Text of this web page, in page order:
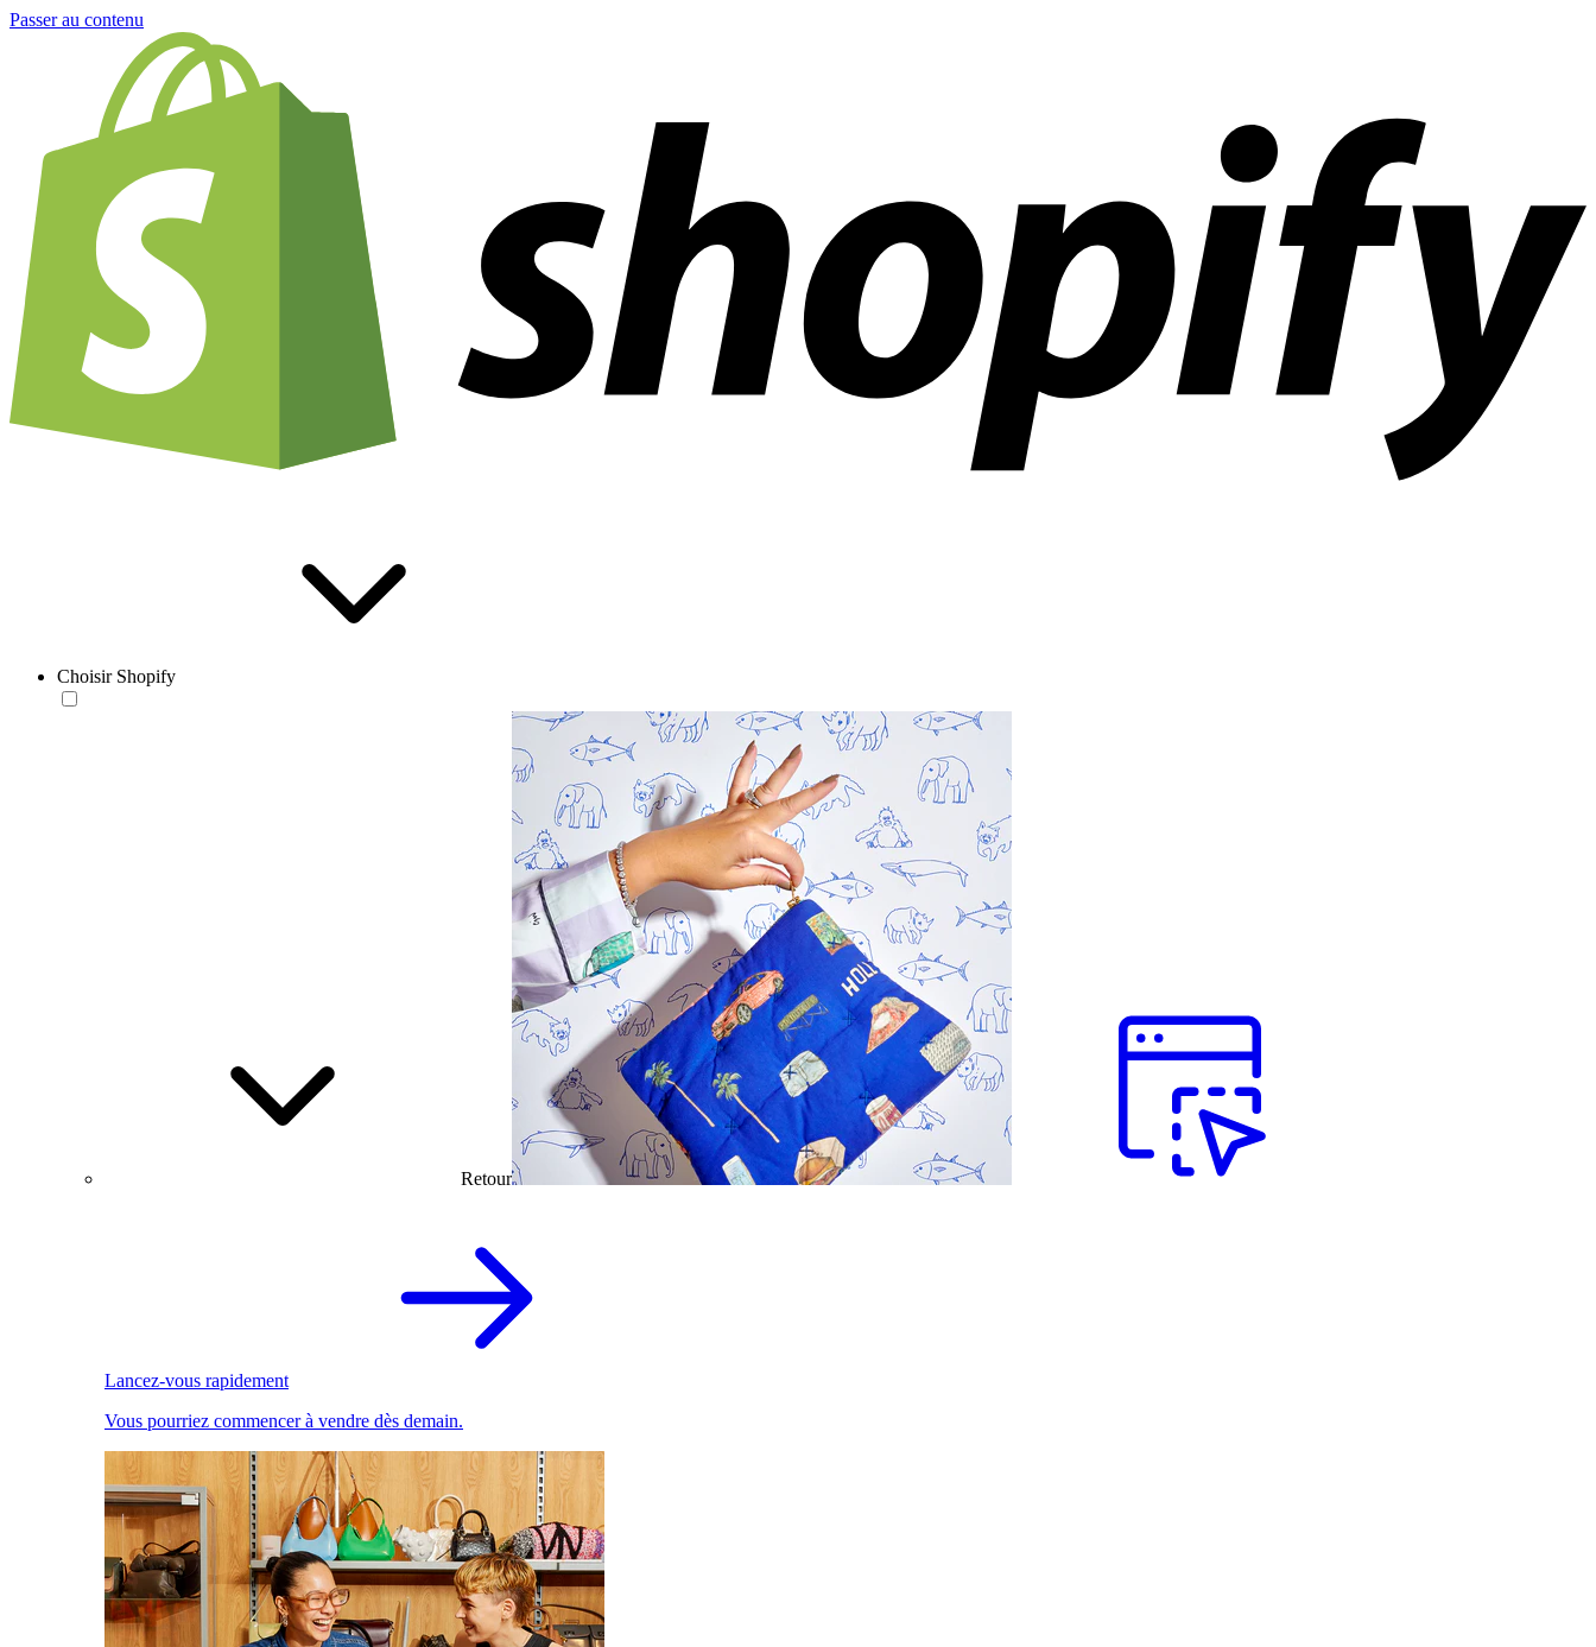
Passer au contenu
Choisir Shopify
Retour
Lancez-vous rapidement
Vous pourriez commencer à vendre dès demain.